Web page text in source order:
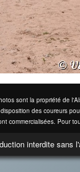
sont la propriété de
des coureurs
commercialisées. Pour
interdite sans